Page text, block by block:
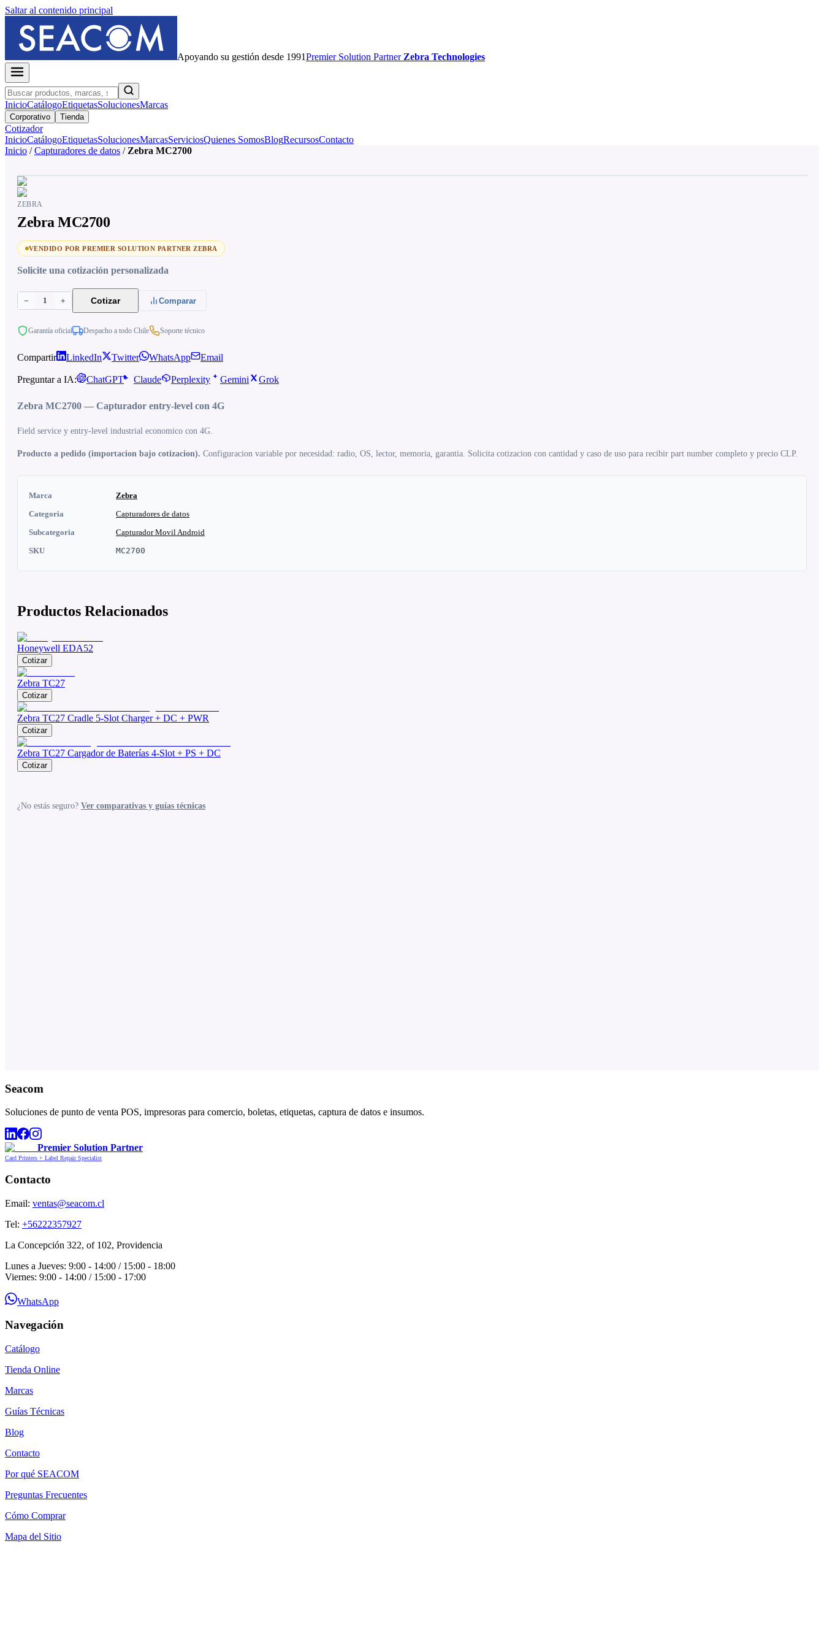
Saltar al contenido principal
Apoyando su gestión desde 1991PremierSolution Partner Zebra Technologies
InicioCatálogoEtiquetasSolucionesMarcas
Corporativo Tienda
Cotizador
InicioCatálogoEtiquetasSolucionesMarcasServiciosQuienes SomosBlogRecursosContacto
Inicio / Capturadores de datos / Zebra MC2700
ZEBRA
Zebra MC2700
VENDIDO POR PREMIER SOLUTION PARTNER ZEBRA
Solicite una cotización personalizada
− 1 + Cotizar Comparar
Garantía oficial Despacho a todo Chile Soporte técnico
Compartir LinkedIn Twitter WhatsApp Email
Preguntar a IA: ChatGPT Claude Perplexity Gemini Grok
Zebra MC2700 — Capturador entry-level con 4G
Field service y entry-level industrial economico con 4G.
Producto a pedido (importacion bajo cotizacion). Configuracion variable por necesidad: radio, OS, lector, memoria, garantia. Solicita cotizacion con cantidad y caso de uso para recibir part number completo y precio CLP.
Marca
Zebra
Categoria
Capturadores de datos
Subcategoria
Capturador Movil Android
SKU
MC2700
Productos Relacionados
Honeywell EDA52
Cotizar
Zebra TC27
Cotizar
Zebra TC27 Cradle 5-Slot Charger + DC + PWR
Cotizar
Zebra TC27 Cargador de Baterías 4-Slot + PS + DC
Cotizar
¿No estás seguro? Ver comparativas y guías técnicas
Seacom
Soluciones de punto de venta POS, impresoras para comercio, boletas, etiquetas, captura de datos e insumos.
Premier Solution Partner
Card Printers + Label Repair Specialist
Contacto
Email: ventas@seacom.cl
Tel: +56222357927
La Concepción 322, of 102, Providencia
Lunes a Jueves: 9:00 - 14:00 / 15:00 - 18:00
Viernes: 9:00 - 14:00 / 15:00 - 17:00
WhatsApp
Navegación
Catálogo
Tienda Online
Marcas
Guías Técnicas
Blog
Contacto
Por qué SEACOM
Preguntas Frecuentes
Cómo Comprar
Mapa del Sitio